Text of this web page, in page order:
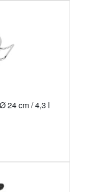
24 cm / 4,3 l